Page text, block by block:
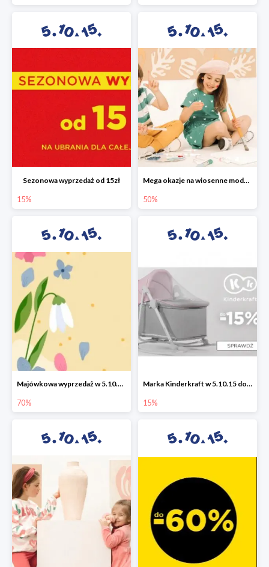
Sezonowa wyprzedaż od 15zł
15%
Mega okazje na wiosenne modele w 5.10.15 do -50%
50%
Majówkowa wyprzedaż w 5.10.15 do -70%
70%
Marka Kinderkraft w 5.10.15 do -15%
15%